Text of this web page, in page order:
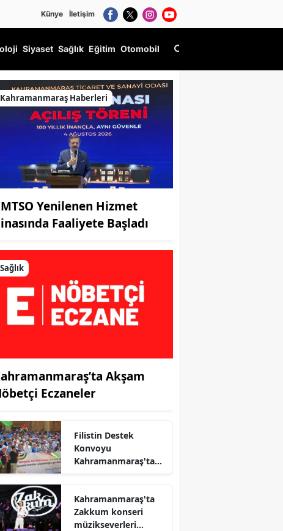
Künye İletişim
Siyaset Sağlık Eğitim Otomobil
arası kaç saat sürer?
Kahramanmaraş Haberleri
Yenilenen Hizmet
Faaliyete Başladı
Sağlık
Akşam
Eczaneler
Filistin Destek
Konvoyu
Kahramanmaraş'ta
Kahramanmaraş'ta
Zakkum konseri
müzikseverleri